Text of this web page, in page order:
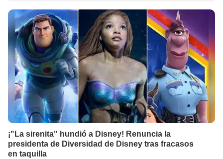
¡"La sirenita" hundió a Disney! Renuncia la
presidenta de Diversidad de Disney tras fracasos
en taquilla